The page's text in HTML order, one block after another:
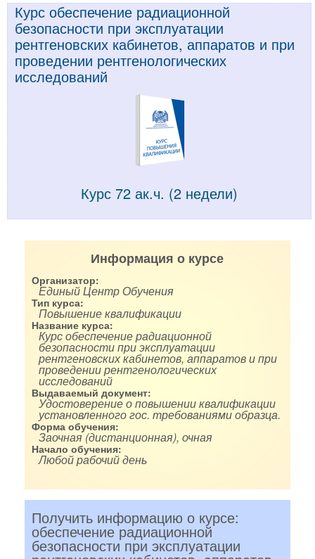
Курс обеспечение радиационной
безопасности при эксплуатации
рентгеновских кабинетов, аппаратов и при
проведении рентгенологических
исследований
Курс 72 ак.ч. (2 недели)
Информация о курсе
Организатор:
Единый Центр Обучения
Тип курса:
Повышение квалификации
Название курса:
Курс обеспечение радиационной
безопасности при эксплуатации
рентгеновских кабинетов, аппаратов и при
проведении рентгенологических
исследований
Выдаваемый документ:
Удостоверение о повышении квалификации
установленного гос. требованиями образца.
Форма обучения:
Заочная (дистанционная), очная
Начало обучения:
Любой рабочий день
Получить информацию о курсе:
обеспечение радиационной
безопасности при эксплуатации